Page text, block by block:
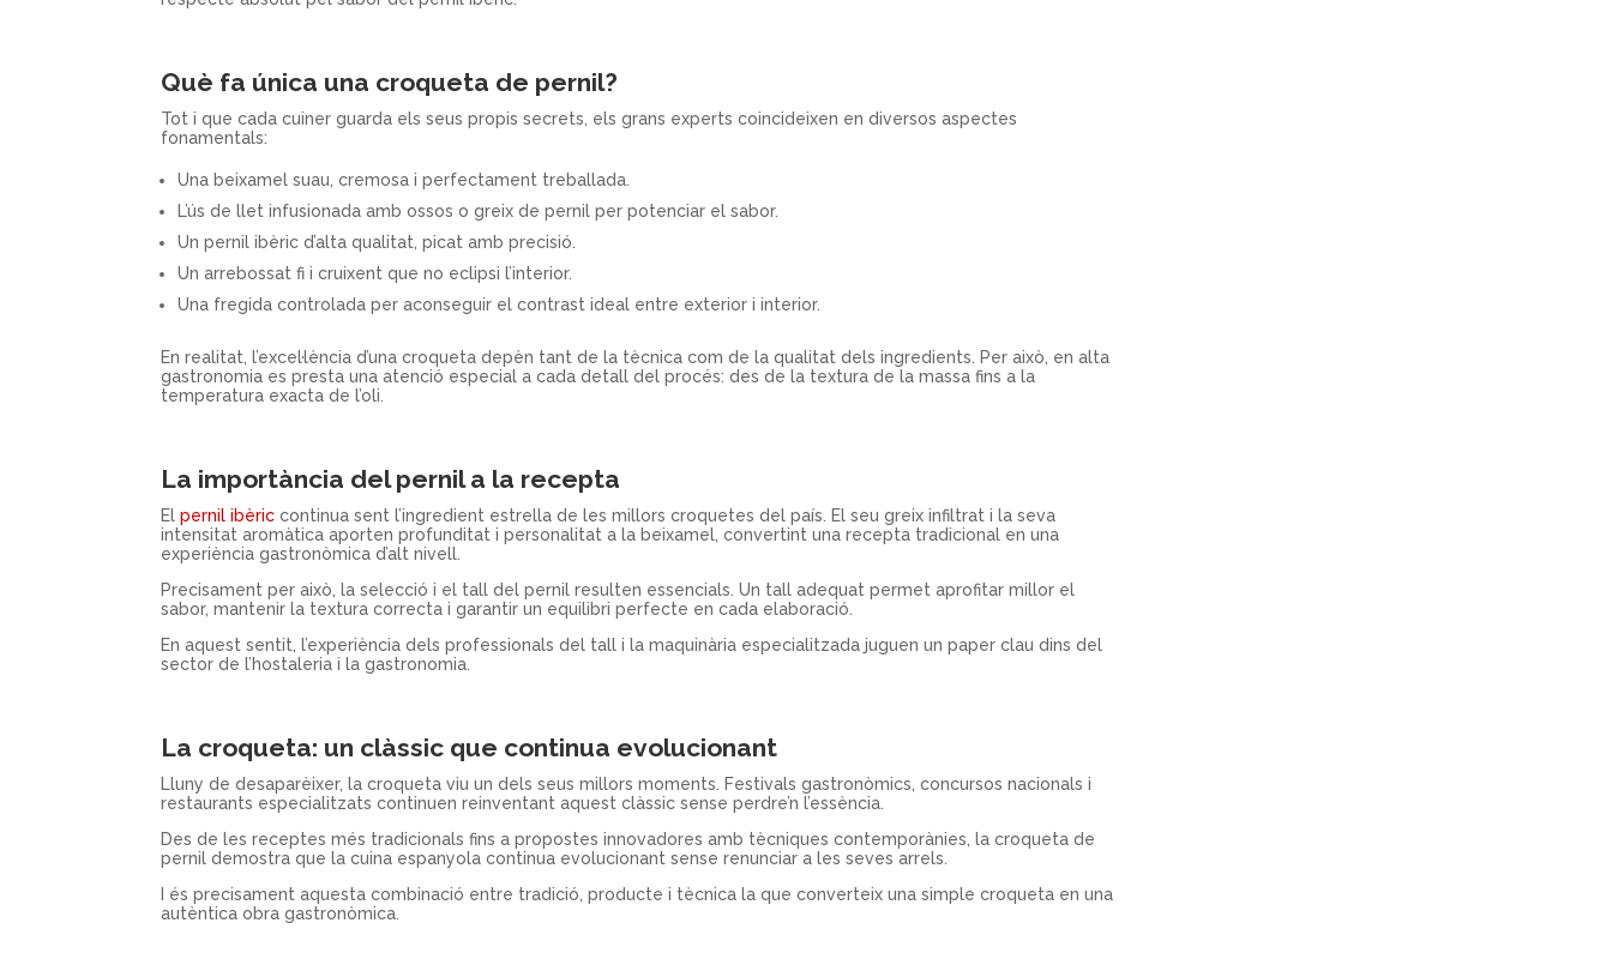
Què fa única una croqueta de pernil?
Tot i que cada cuiner guarda els seus propis secrets, els grans experts coincideixen en diversos aspectes
fonamentals:
Una beixamel suau, cremosa i perfectament treballada.
L’ús de llet infusionada amb ossos o greix de pernil per potenciar el sabor.
Un pernil ibèric d’alta qualitat, picat amb precisió.
Un arrebossat fi i cruixent que no eclipsi l’interior.
Una fregida controlada per aconseguir el contrast ideal entre exterior i interior.
En realitat, l’excel·lència d’una croqueta depèn tant de la tècnica com de la qualitat dels ingredients. Per això, en alta
gastronomia es presta una atenció especial a cada detall del procés: des de la textura de la massa fins a la
temperatura exacta de l’oli.
La importància del pernil a la recepta
Elpernil ibèric continua sent l’ingredient estrella de les millors croquetes del país. El seu greix infiltrat i la seva
intensitat aromàtica aporten profunditat i personalitat a la beixamel, convertint una recepta tradicional en una
experiència gastronòmica d’alt nivell.
Precisament per això, la selecció i el tall del pernil resulten essencials. Un tall adequat permet aprofitar millor el
sabor, mantenir la textura correcta i garantir un equilibri perfecte en cada elaboració.
En aquest sentit, l’experiència dels professionals del tall i la maquinària especialitzada juguen un paper clau dins del
sector de l’hostaleria i la gastronomia.
La croqueta: un clàssic que continua evolucionant
Lluny de desaparèixer, la croqueta viu un dels seus millors moments. Festivals gastronòmics, concursos nacionals i
restaurants especialitzats continuen reinventant aquest clàssic sense perdre’n l’essència.
Des de les receptes més tradicionals fins a propostes innovadores amb tècniques contemporànies, la croqueta de
pernil demostra que la cuina espanyola continua evolucionant sense renunciar a les seves arrels.
I és precisament aquesta combinació entre tradició, producte i tècnica la que converteix una simple croqueta en una
autèntica obra gastronòmica.